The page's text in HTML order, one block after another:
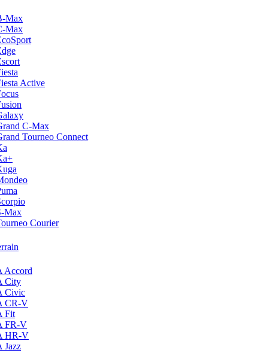
Max
Max
Active
C-Max
Tourneo Connect
Max
Courier
Accord
City
Civic
CR-V
Fit
FR-V
HR-V
Jazz